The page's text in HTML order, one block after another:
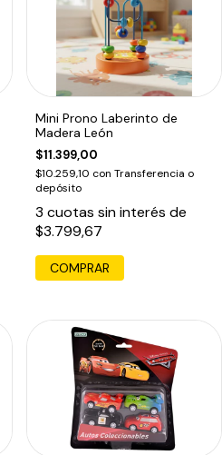
Mini Prono Laberinto de
Madera León
$11.399,00
$10.259,10 con Transferencia o
depósito
3 cuotas sin interés de
$3.799,67
COMPRAR